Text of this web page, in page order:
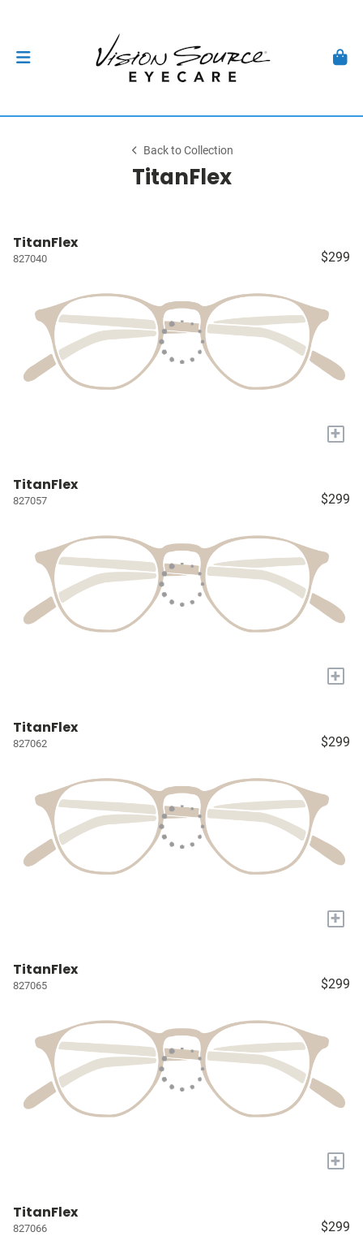
Back to Collection
TitanFlex
TitanFlex
827040 $299
+
TitanFlex
827057 $299
+
TitanFlex
827062 $299
+
TitanFlex
827065 $299
+
TitanFlex
827066 $299